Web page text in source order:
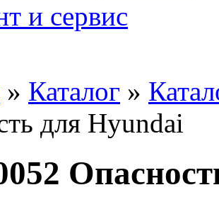
и сервис
» Каталог »
для Hyundai